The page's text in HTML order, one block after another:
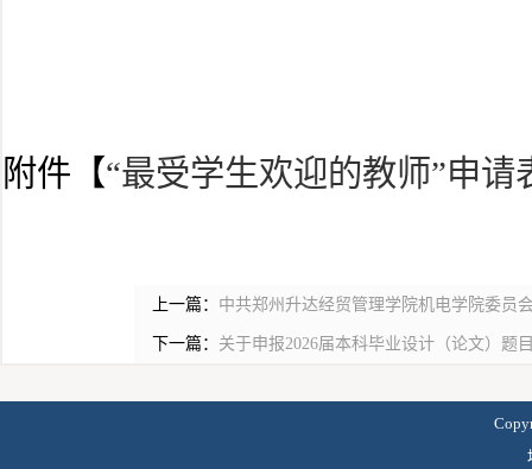
附件【“最受学生欢迎的教师”申请
上一篇： 中共郑州升达经贸管理学院机电学院委员
下一篇： 关于申报2026届本科毕业设计（论文）题